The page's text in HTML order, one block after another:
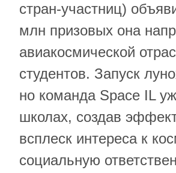
стран-участниц)
млн призовых она
авиакосмической
студентов. Запуск
но команда Space IL
школах, создав
всплеск интереса к
социальную